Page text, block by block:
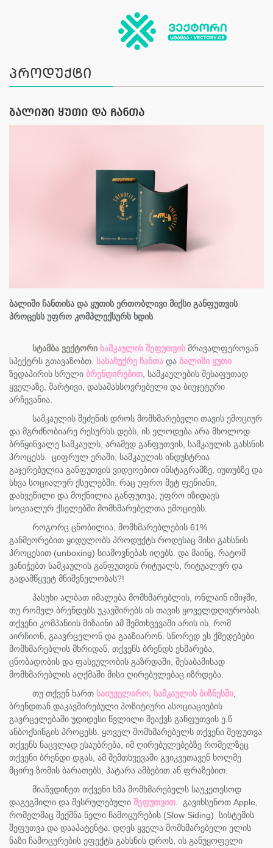
პროდუქტი
ბალიში ყუთი და ჩანთა
ბალიში ჩანთისა და ყუთის ერთობლივი მიქსი განფუთვის
პროცესს უფრო კომპლექსურს ხდის
სტამბა ვექტორი სამკაულის შეფუთვისმრავალფეროვან
სპექტრს გთავაზობთ. სასაჩუქრე ჩანთა და ბალიში ყუთი
ზედაპირის სრული ბრენდირებით , სამკაულების შესაფუთად
ყველაზე, მარტივი, დასამახსოვრებელი და ბიუჯეტური
არჩევანია.
სამკაულის შეძენის დროს მომხმარებელი თავის ემოციურ
და მგრძნობიარე რესურსს დებს, ის ელოდება არა მხოლოდ
ბრწყინვალე სამკაულს, არამედ განფუთვის, სამკაულის გახსნის
პროცესს. ციფრულ ერაში, სამკაულის ინდუსტრია
გაჯერებულია განფუთვის ვიდეოებით ინსტაგრამზე, იუთუბზე და
სხვა სოციალურ ქსელებში. რაც უფრო მეტ ფენიანი,
დახვეწილი და მოქნილია განფუთვა, უფრო იზიდავს
სოციალურ ქსელებში მომხმარებელთა ემოციებს.
როგორც ცნობილია, მომხმარებლების 61%
განმეორებით ყიდულობს პროდუქტს როდესაც მისი გახსნის
პროცესით (unboxing) სიამოვნებას იღებს. და მაინც, რატომ
ვანიჭებთ სამკაულის განფუთვის რიტუალს, რიტუალურ და
გადამწყვეტ მნიშვნელობას?!
პასუხი ალბათ იმალება მომხმარებლის, ონლაინ იმიჯში,
თუ რომელ ბრენდებს უკავშირებს ის თავის ყოველდღიურობას.
თქვენი კომპანიის მიზაინი ამ შემთხვევაში არის ის, რომ
აირჩიონ, გაავრცელონ და გააზიარონ. სწორედ ეს ქმედებები
მომხმარებლის მხრიდან, თქვენს ბრენდს ეხმარება,
ცნობადობის და ფასეულობის გაზრდაში, შესაბამისად
მომხმარებლის აღქმაში მისი ღირებულებაც იზრდება.
თუ თქვენ ხართ საიუველირო, სამკაულის ბიზნესში,
ბრენდთან დაკავშირებული პოზიტიური ასოციაციების
გავრცელებაში უდიდესი წვლილი შეაქვს განფუთვის ე.წ
ანბოქსინგის პროცესს. ყოველ მომხმარებელს თქვენი შეფუთვა
თქვენს ნაცვლად ესაუბრება, იმ ღირებულებებზე რომელზეც
თქვენი ბრენდი დგას, ამ შემთხვევაში გვიკვეთავენ ხოლმე
მცირე ზომის ბარათებს, პატარა ამბებით ან ფრაზებით.
მიაწვდინეთ თქვენი ხმა მომხმარებელს საუკეთესოდ
დაგეგმილი და შესრულებული შეფუთვით . გავიხსენოთ Apple,
რომელმაც შექმნა ნელი ჩამოცურების (Slow Siding)
სისტემის
შეფუთვა და დააპატენტა. დღეს ყველა მომხმარებელი ელის
ნაზი ჩამოცურების ეფექტს გახსნის დროს, ის განუყოფელი